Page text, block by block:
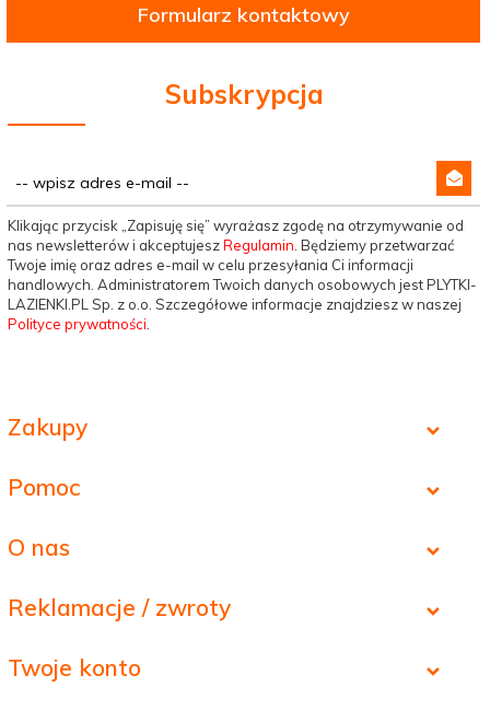
Formularz kontaktowy
Subskrypcja
Klikając przycisk „Zapisuję się” wyrażasz zgodę na otrzymywanie od
nas newsletterów i akceptujeszRegulamin . Będziemy przetwarzać
Twoje imię oraz adres e-mail w celu przesyłania Ci informacji
handlowych. Administratorem Twoich danych osobowych jest PLYTKI-
LAZIENKI.PL Sp. z o.o. Szczegółowe informacje znajdziesz w naszej
Polityce prywatności
Zakupy
Pomoc
O nas
Reklamacje / zwroty
Twoje konto